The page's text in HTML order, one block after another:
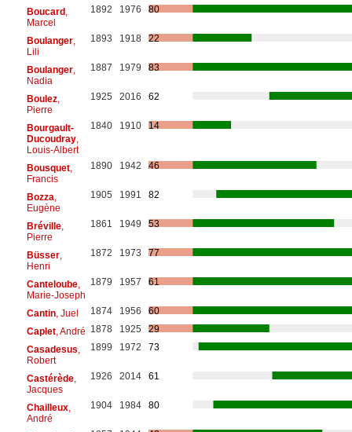
Boucard,
Marcel
1892 1976 80
Boulanger,
Lili
1893 1918 22
Boulanger,
Nadia
1887 1979 83
Boulez,
Pierre
1925 2016 62
Bourgault-
Ducoudray,
Louis-Albert
1840 1910 14
Bousquet,
Francis
1890 1942 46
Bozza
Eugène
1905 1991 82
Bréville,
Pierre
1861 1949 53
Büsser,
Henri
1872 1973 77
Canteloube,
Marie-Joseph
1879 1957 61
Cantin, Juel 1874 1956
60
Caplet, André 1878 1925
29
Casadesus
Robert
1899 1972 73
Castérède,
Jacques
1926 2014 61
Chailleux,
André
1904 1984 80